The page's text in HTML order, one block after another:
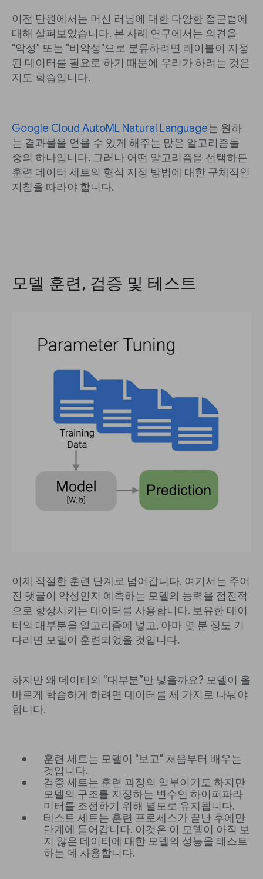
이전 단원에서는 머신 러닝에 대한 다양한 접근법에
대해 살펴보았습니다. 본 사례 연구에서는 의견을
"악성" 또는 "비악성"으로 분류하려면 레이블이 지정
된 데이터를 필요로 하기 때문에 우리가 하려는 것은
지도 학습입니다.
Google Cloud AutoML Natural Language는 원하
는 결과물을 얻을 수 있게 해주는 많은 알고리즘들
중의 하나입니다. 그러나 어떤 알고리즘을 선택하든
훈련 데이터 세트의 형식 지정 방법에 대한 구체적인
지침을 따라야 합니다.
모델 훈련, 검증 및 테스트
이제 적절한 훈련 단계로 넘어갑니다. 여기서는 주어
진 댓글이 악성인지 예측하는 모델의 능력을 점진적
으로 향상시키는 데이터를 사용합니다. 보유한 데이
터의 대부분을 알고리즘에 넣고, 아마 몇 분 정도 기
다리면 모델이 훈련되었을 것입니다.
하지만 왜 데이터의 “대부분”만 넣을까요? 모델이 올
바르게 학습하게 하려면 데이터를 세 가지로 나눠야
합니다.
훈련 세트는 모델이 "보고" 처음부터 배우는
것입니다.
검증 세트는 훈련 과정의 일부이기도 하지만
모델의 구조를 지정하는 변수인 하이퍼파라
미터를 조정하기 위해 별도로 유지됩니다.
테스트 세트는 훈련 프로세스가 끝난 후에만
단계에 들어갑니다. 이것은 이 모델이 아직 보
지 않은 데이터에 대한 모델의 성능을 테스트
하는 데 사용합니다.